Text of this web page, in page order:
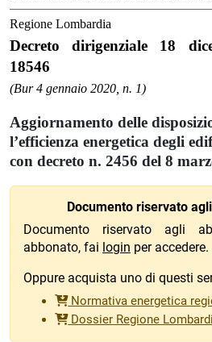
Regione Lombardia
Decreto dirigenziale 18
18546
(Bur 4 gennaio 2020, n. 1)
Aggiornamento delle
l’efficienza energetica degli
con decreto n. 2456 del 8
Documento riservato
Documento riservato agli
abbonato, fai login per accedere.
Oppure acquista uno di questi
Normativa energetica
Dossier Regione